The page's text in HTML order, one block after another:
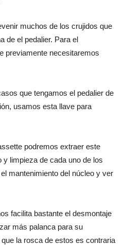
muchos de los crujidos que
de el pedalier. Para el
previamente necesitaremos
que tengamos el pedalier de
usamos esta llave para
podremos extraer este
y limpieza de cada uno de los
mantenimiento del núcleo y ver
facilita bastante el desmontaje
más palanca para su
la rosca de estos es contraria